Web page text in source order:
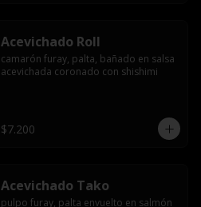
Acevichado Roll
camarón furay, palta, bañado en salsa
acevichada coronado con shishimi
$7.200
Acevichado Tako
pulpo furay, palta envuelto en salmón